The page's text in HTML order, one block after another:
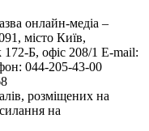
онлайн-медіа –
місто Київ,
Б, офіс 208/1 E-mail:
044-205-43-00
розміщених на
на